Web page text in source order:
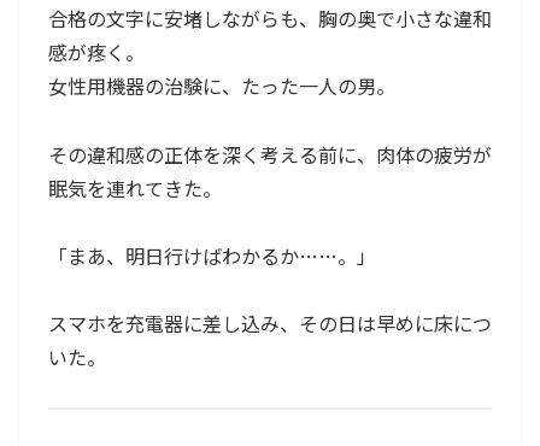
合格の文字に安堵しながらも、胸の奥で小さな違和
感が疼く。
女性用機器の治験に、たった一人の男。
その違和感の正体を深く考える前に、肉体の疲労が
眠気を連れてきた。
「まあ、明日行けばわかるか……。」
スマホを充電器に差し込み、その日は早めに床につ
いた。